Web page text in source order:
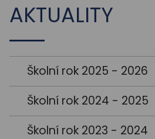
AKTUALITY
Školní rok 2025 - 2026
Školní rok 2024 - 2025
Školní rok 2023 - 2024